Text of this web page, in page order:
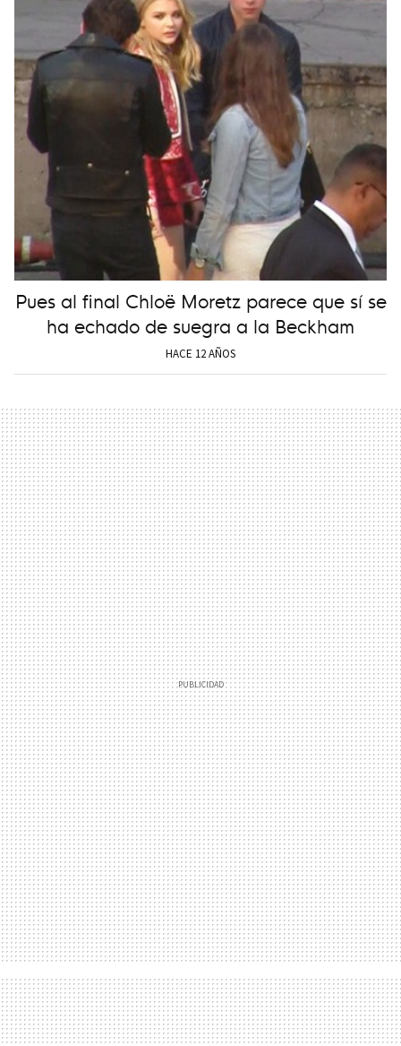
Pues al final Chloë Moretz parece que sí se
ha echado de suegra a la Beckham
HACE 12 AÑOS